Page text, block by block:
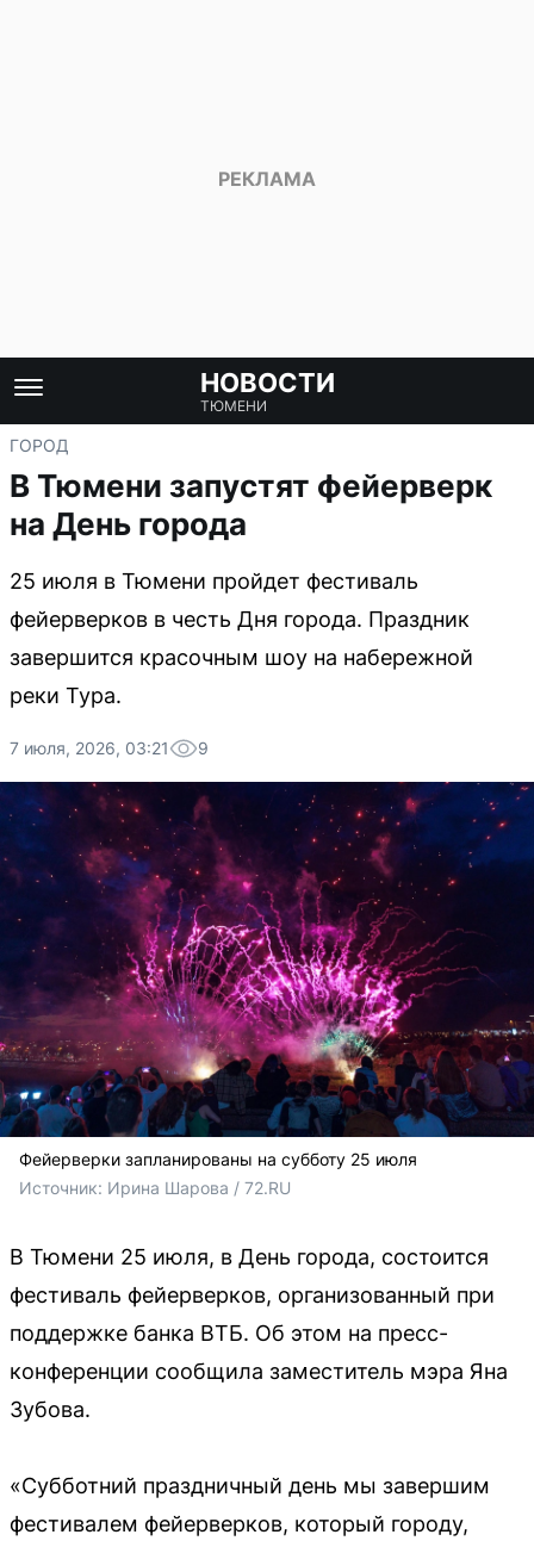
НОВОСТИ
ТЮМЕНИ
ГОРОД
В Тюмени запустят фейерверк
на День города
25 июля в Тюмени пройдет фестиваль
фейерверков в честь Дня города. Праздник
завершится красочным шоу на набережной
реки Тура.
7 июля, 2026, 03:21 9
Фейерверки запланированы на субботу 25 июля
Источник: Ирина Шарова / 72.RU
В Тюмени 25 июля, в День города, состоится
фестиваль фейерверков, организованный при
поддержке банка ВТБ. Об этом на пресс-
конференции сообщила заместитель мэра Яна
Зубова.
«Субботний праздничный день мы завершим
фестивалем фейерверков, который городу,